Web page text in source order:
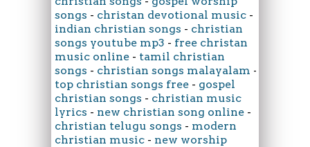
songs - christan devotional music -
indian christian songs - christian
songs youtube mp3 - free christan
music online - tamil christian
songs - christian songs malayalam -
top christian songs free - gospel
christian songs - christian music
lyrics - new christian song online -
christian telugu songs - modern
christian music - new worship